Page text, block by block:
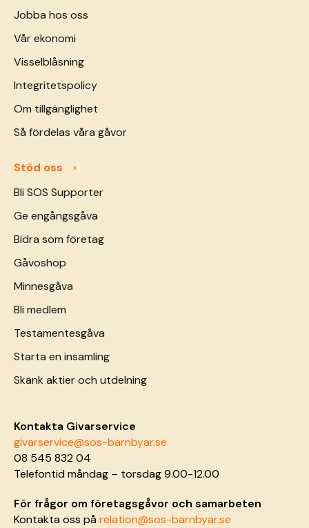
Jobba hos oss
Vår ekonomi
Visselblåsning
Integritetspolicy
Om tillgänglighet
Så fördelas våra gåvor
Stöd oss
Bli SOS Supporter
Ge engångsgåva
Bidra som företag
Gåvoshop
Minnesgåva
Bli medlem
Testamentesgåva
Starta en insamling
Skänk aktier och utdelning
Kontakta Givarservice
givarservice@sos-barnbyar.se
08 545 832 04
Telefontid måndag – torsdag 9.00-12.00
För frågor om företagsgåvor och samarbeten
Kontakta oss pårelation@sos-barnbyar.se